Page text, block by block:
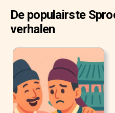
De populairste
verhalen